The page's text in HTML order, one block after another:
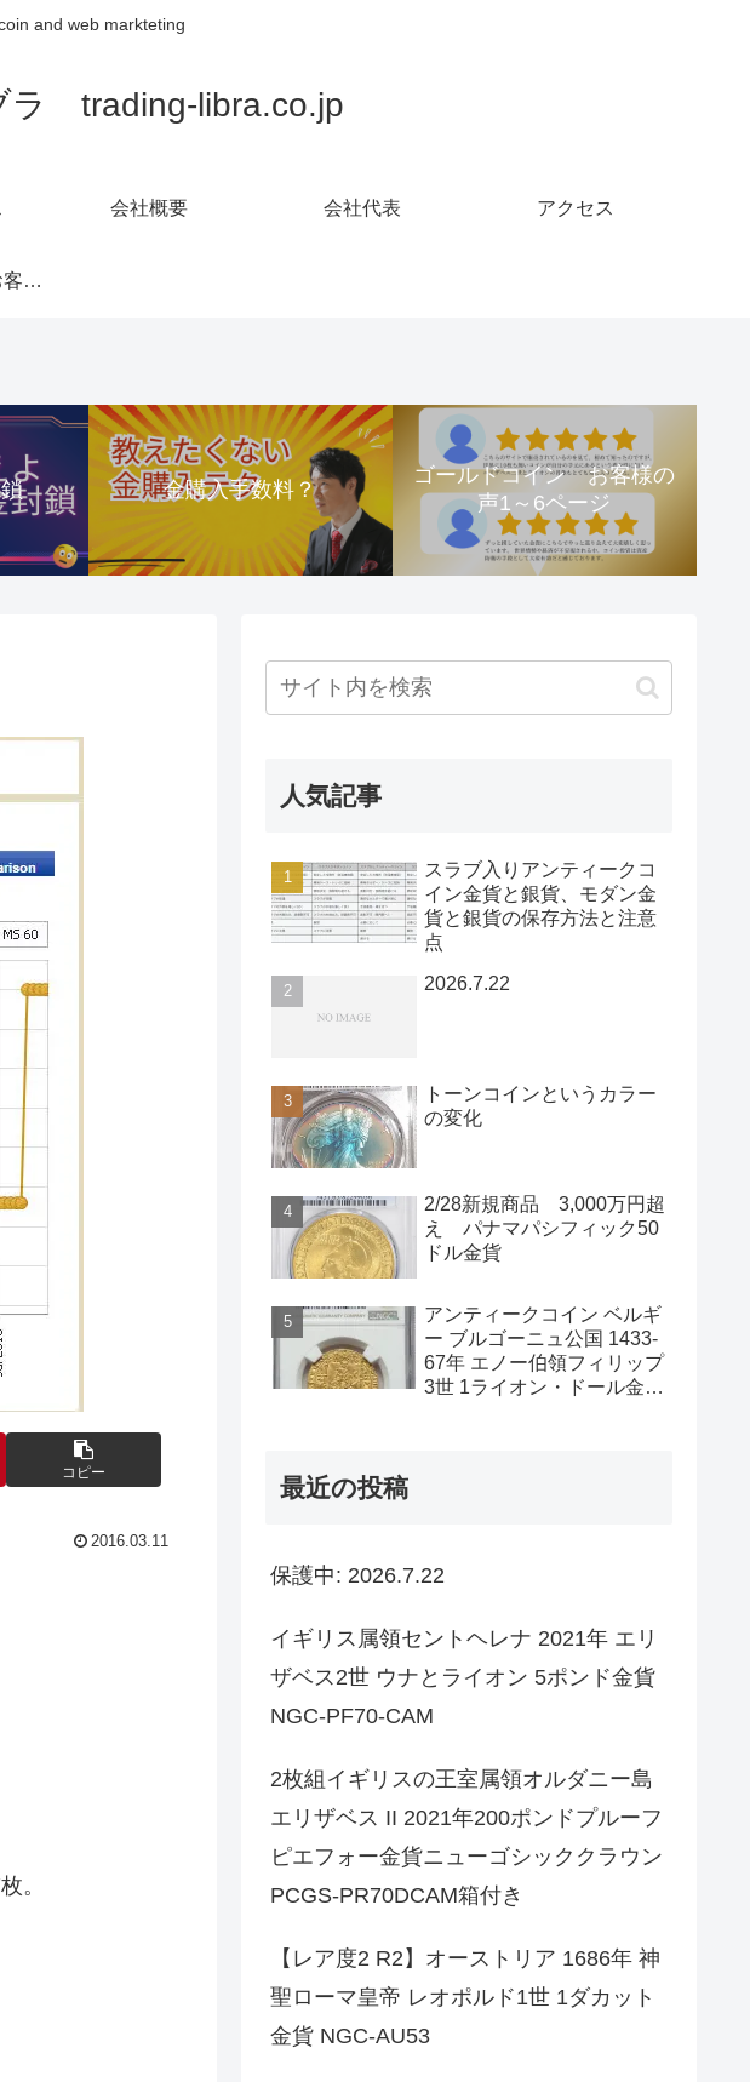
and web markteting
ラ trading-libra.co.jp
会社概要 会社代表 アクセス
ゴールドコイン お客様の声1～6ページ
金購入手数料？
ゴールドコイン お客様の
声1～6ページ
コピー
2016.03.11
。
人気記事
スラブ入りアンティークコ
イン金貨と銀貨、モダン金
貨と銀貨の保存方法と注意
点
2026.7.22
トーンコインというカラー
の変化
2/28新規商品 3,000万円超
え パナマパシフィック50
ドル金貨
アンティークコイン ベルギ
ー ブルゴーニュ公国 1433-
67年 エノー伯領フィリップ
3世 1ライオン・ドール金貨
最近の投稿
保護中: 2026.7.22
イギリス属領セントヘレナ 2021年 エリ
ザベス2世 ウナとライオン 5ポンド金貨
NGC-PF70-CAM
2枚組イギリスの王室属領オルダニー島
エリザベス II 2021年200ポンドプルーフ
ピエフォー金貨ニューゴシッククラウン
PCGS-PR70DCAM箱付き
【レア度2 R2】オーストリア 1686年 神
聖ローマ皇帝 レオポルド1世 1ダカット
金貨 NGC-AU53